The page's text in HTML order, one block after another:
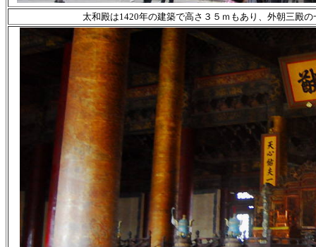
太和殿は1420年の建築で高さ３５ｍもあり、外朝三殿